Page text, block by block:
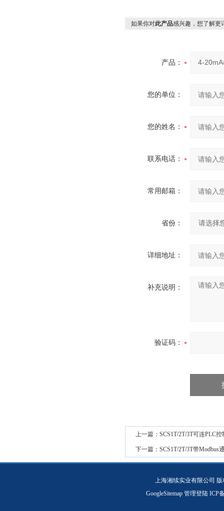
如果你对此产品感兴趣，想了解更
产品：
您的单位：
您的姓名：
联系电话：
常用邮箱：
省份：
详细地址：
补充说明：
验证码：
上一篇： SCS1T/2T/3T可连PLC
下一篇： SCS1T/2T/3T带Modbus
上海湘续实业有限公司
GoogleSitemap 管理登陆ICP